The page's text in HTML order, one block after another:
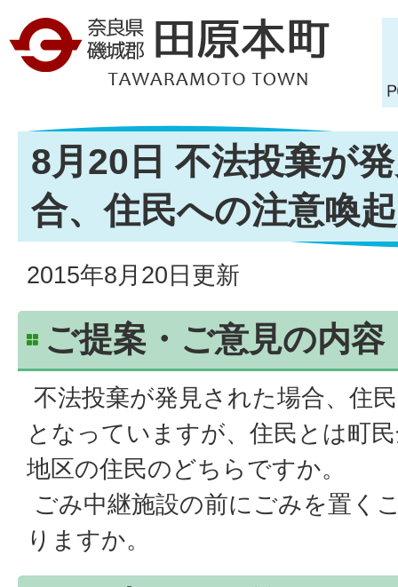
8月20日 不法投棄が
合、住民への注意喚
2015年8月20日更新
ご提案・ご意見の内容
不法投棄が発見された場合、住
となっていますが、住民とは町
地区の住民のどちらですか。
ごみ中継施設の前にごみを置く
りますか。